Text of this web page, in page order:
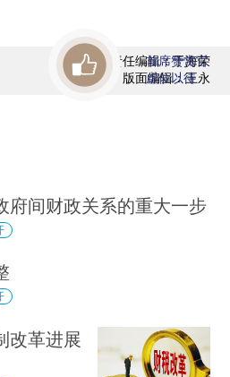
责任编辑：于海荣
版面编辑：王永
首席赞赏官
虚位以待
府间财政关系的重大一步
改革进展